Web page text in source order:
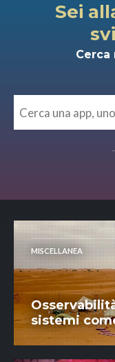
Sei
Cerca
MISCELLANEA
sistemi